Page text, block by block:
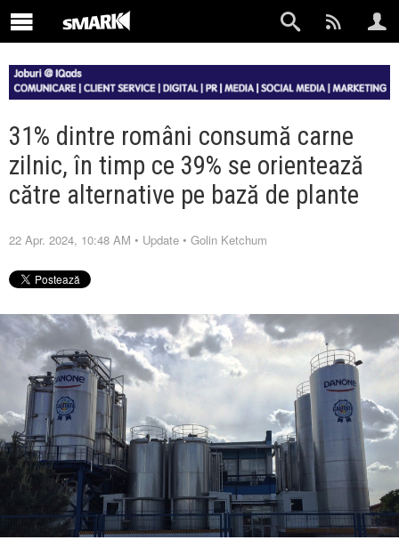
31% dintre români consumă carne
zilnic, în timp ce 39% se orientează
către alternative pe bază de plante
22 Apr. 2024, 10:48 AM • Update • Golin Ketchum